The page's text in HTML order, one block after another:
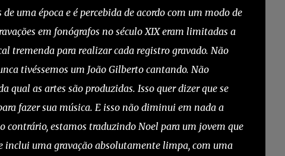
uma época e é percebida de acordo com um modo de
em fonógrafos no século XIX eram limitadas a
tremenda para realizar cada registro gravado. Não
tivéssemos um João Gilberto cantando. Não
as artes são produzidas. Isso quer dizer que se
fazer sua música. E isso não diminui em nada a
contrário, estamos traduzindo Noel para um jovem que
inclui uma gravação absolutamente limpa, com uma